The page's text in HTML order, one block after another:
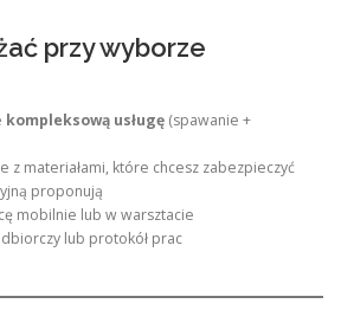
przy wyborze
kompleksową usługę (spawanie +
z materiałami, które chcesz zabezpieczyć
proponują
mobilnie lub w warsztacie
lub protokół prac